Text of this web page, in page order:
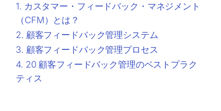
カスタマー・フィードバック・マネジメント
（CFM）とは？
顧客フィードバック管理システム
顧客フィードバック管理プロセス
20 顧客フィードバック管理のベストプラク
ティス